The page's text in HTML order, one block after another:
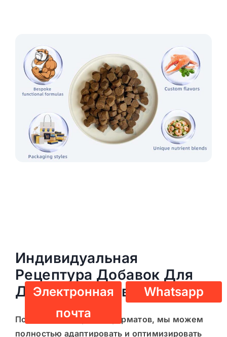
Индивидуальная
Рецептура Добавок Для
Домашних Животных
Помимо стандартных форматов, мы можем
полностью адаптировать и оптимизировать
Электронная
почта
Whatsapp